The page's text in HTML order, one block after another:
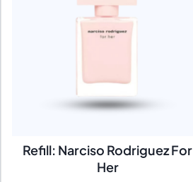
Refill: Narciso Rodriguez For
Her